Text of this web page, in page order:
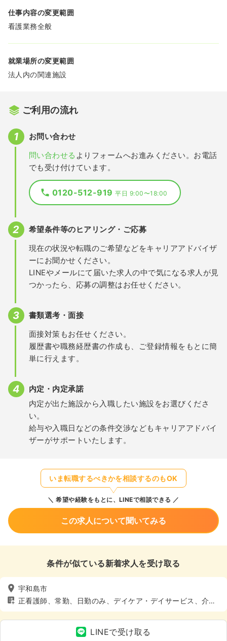
仕事内容の変更範囲
看護業務全般
就業場所の変更範囲
法人内の関連施設
ご利用の流れ
お問い合わせ
問い合わせる よりフォームへお進みください。お電話
でも受け付けています。
0120-512-919平日 9:00〜18:00
希望条件等のヒアリング・ご応募
現在の状況や転職のご希望などをキャリアアドバイザ
ーにお聞かせください。
LINEやメールにて届いた求人の中で気になる求人が見
つかったら、応募の調整はお任せください。
書類選考・面接
面接対策もお任せください。
履歴書や職務経歴書の作成も、ご登録情報をもとに簡
単に行えます。
内定・内定承諾
内定が出た施設から入職したい施設をお選びくださ
い。
給与や入職日などの条件交渉などもキャリアアドバイ
ザーがサポートいたします。
いま転職するべきかを相談するのもOK
希望や経験をもとに、LINEで相談できる
この求人について聞いてみる
条件が似ている新着求人を受け取る
宇和島市
正看護師、常勤、日勤のみ、デイケア・デイサービス、介
護・福祉系
LINEで受け取る